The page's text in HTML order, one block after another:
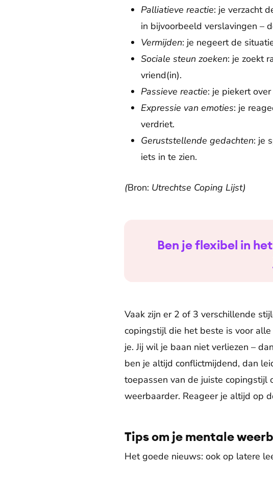
Palliatieve reactie: je verzacht
in bijvoorbeeld verslavingen –
Vermijden: je negeert de
Sociale steun zoeken: je zoekt
vriend(in).
Passieve reactie: je piekert
Expressie van emoties: je
verdriet.
Geruststellende gedachten: je
iets in te zien.
(Bron: Utrechtse Coping Lijst)
Ben je flexibel in
Vaak zijn er 2 of 3 verschillende
copingstijl die het beste is voor
je. Jij wil je baan niet verliezen –
ben je altijd conflictmijdend, dan
toepassen van de juiste
weerbaarder. Reageer je altijd op
Tips om je mentale
Het goede nieuws: ook op latere